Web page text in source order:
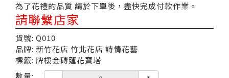
為了花禮的品質 請於下單後，盡快完成付款作業。
請聯繫店家
貨號: Q010
品牌: 新竹花店 竹北花店 詩情花藝
標籤: 牌樓金磚蓮花寶塔
數量: